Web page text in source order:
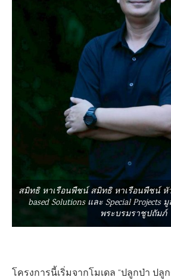
สมิทธิ หาเรือนพืชน์ สมิทธิ หาเรือนพืชน์ หั
based Solutions และ Special
พระบรมราชูปถัมภ์
โครงการนี้เริ่มจากโมเดล “ปลูกป่า ปลู